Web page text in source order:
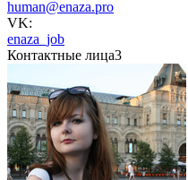
human@enaza.pro
VK:
enaza_job
Контактные лица3